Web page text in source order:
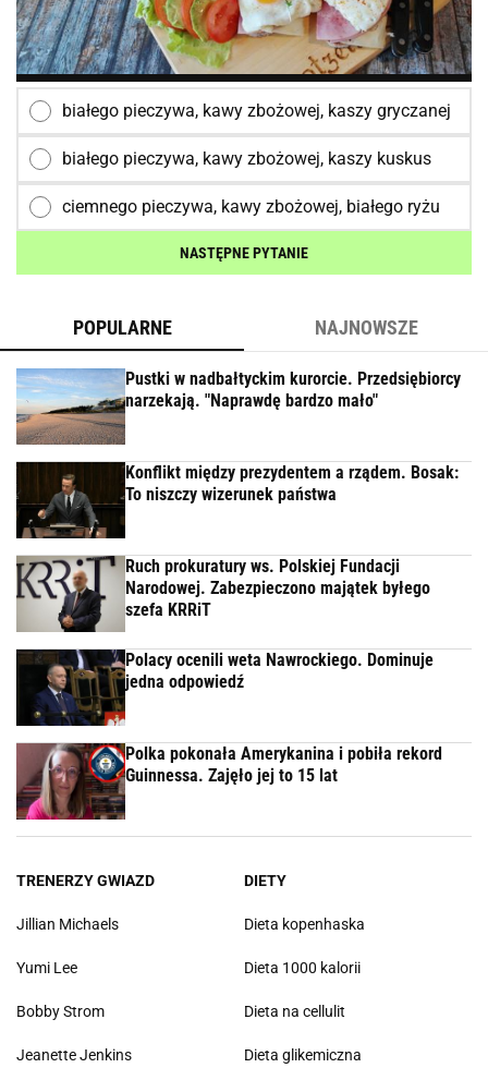
białego pieczywa, kawy zbożowej, kaszy gryczanej
białego pieczywa, kawy zbożowej, kaszy kuskus
ciemnego pieczywa, kawy zbożowej, białego ryżu
NASTĘPNE PYTANIE
POPULARNE NAJNOWSZE
Pustki w nadbałtyckim kurorcie. Przedsiębiorcy
narzekają. "Naprawdę bardzo mało"
Konflikt między prezydentem a rządem. Bosak:
To niszczy wizerunek państwa
Ruch prokuratury ws. Polskiej Fundacji
Narodowej. Zabezpieczono majątek byłego
szefa KRRiT
Polacy ocenili weta Nawrockiego. Dominuje
jedna odpowiedź
Polka pokonała Amerykanina i pobiła rekord
Guinnessa. Zajęło jej to 15 lat
TRENERZY GWIAZD
Jillian Michaels
Yumi Lee
Bobby Strom
Jeanette Jenkins
DIETY
Dieta kopenhaska
Dieta 1000 kalorii
Dieta na cellulit
Dieta glikemiczna